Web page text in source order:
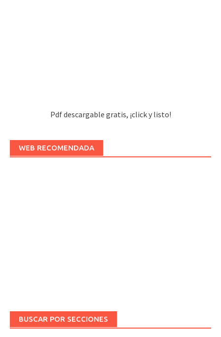
Pdf descargable gratis, ¡click y listo!
WEB RECOMENDADA
BUSCAR POR SECCIONES